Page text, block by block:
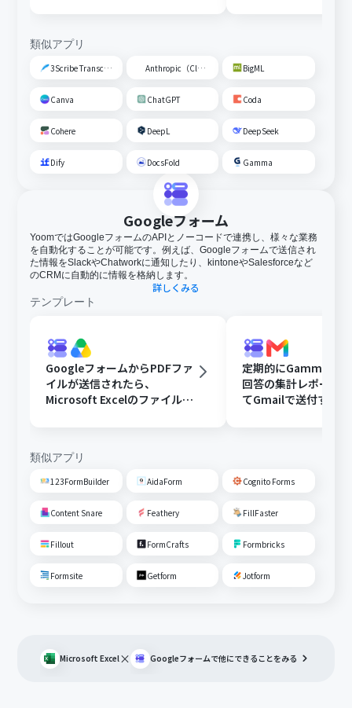
類似アプリ
3Scribe Transcription Anthropic（Claude） BigML
Canva ChatGPT Coda
Cohere DeepL DeepSeek
Dify DocsFold Gamma
Googleフォーム
YoomではGoogleフォームのAPIとノーコードで連携し、様々な業務
を自動化することが可能です。例えば、Googleフォームで送信され
た情報をSlackやChatworkに通知したり、kintoneやSalesforceなど
のCRMに自動的に情報を格納します。
詳しくみる
テンプレート
GoogleフォームからPDFファ
イルが送信されたら、
Microsoft Excelのファイルに
定期的にGammaで
回答の集計レポート
てGmailで送付する
類似アプリ
123FormBuilder AidaForm Cognito Forms
Content Snare Feathery FillFaster
Fillout FormCrafts Formbricks
Formsite Getform Jotform
Microsoft Excel× Googleフォームで他にできることをみる